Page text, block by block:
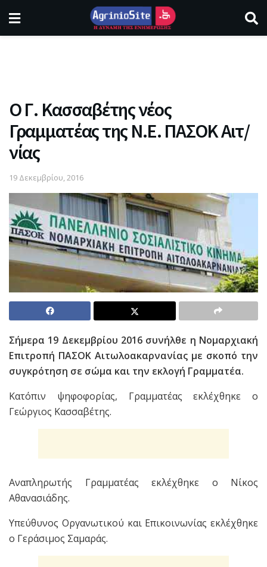
O Γ. Κασσαβέτης νέος
Γραμματέας της Ν.Ε. ΠΑΣΟΚ Αιτ/
νίας
19 Δεκεμβρίου, 2016
Σήμερα 19 Δεκεμβρίου 2016 συνήλθε η Νομαρχιακή
Επιτροπή ΠΑΣΟΚ Αιτωλοακαρνανίας με σκοπό την
συγκρότηση σε σώμα και την εκλογή Γραμματέα.
Κατόπιν ψηφοφορίας, Γραμματέας εκλέχθηκε ο
Γεώργιος Κασσαβέτης.
Αναπληρωτής Γραμματέας εκλέχθηκε ο Νίκος
Αθανασιάδης.
Υπεύθυνος Οργανωτικού και Επικοινωνίας εκλέχθηκε
ο Γεράσιμος Σαμαράς.